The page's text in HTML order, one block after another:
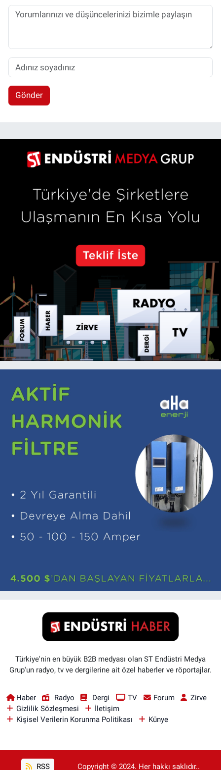
Gönder
Türkiye'nin en büyük B2B medyası olan ST Endüstri Medya
Grup'un radyo, tv ve dergilerine ait özel haberler ve röportajlar.
Haber Radyo Dergi TV Forum
Zirve
Gizlilik Sözleşmesi
İletişim
Kişisel Verilerin Korunma Politikası
Künye
RSS Copyright © 2024. Her hakkı saklıdır..